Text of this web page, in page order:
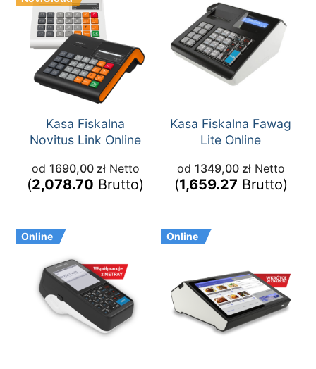
Kasa Fiskalna
Novitus Link Online
od 1690,00 złNetto
(2,078.70 Brutto)
Kasa Fiskalna Fawag
Lite Online
od 1349,00 złNetto
(1,659.27 Brutto)
Online Online